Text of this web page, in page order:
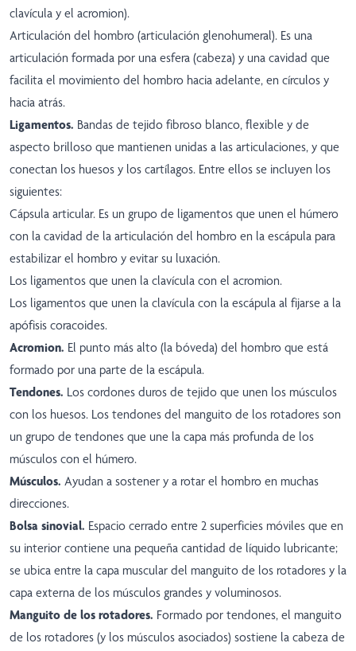
clavícula y el acromion).
Articulación del hombro (articulación glenohumeral). Es una
articulación formada por una esfera (cabeza) y una cavidad que
facilita el movimiento del hombro hacia adelante, en círculos y
hacia atrás.
Ligamentos. Bandas de tejido fibroso blanco, flexible y de
aspecto brilloso que mantienen unidas a las articulaciones, y que
conectan los huesos y los cartílagos. Entre ellos se incluyen los
siguientes:
Cápsula articular. Es un grupo de ligamentos que unen el húmero
con la cavidad de la articulación del hombro en la escápula para
estabilizar el hombro y evitar su luxación.
Los ligamentos que unen la clavícula con el acromion.
Los ligamentos que unen la clavícula con la escápula al fijarse a la
apófisis coracoides.
Acromion. El punto más alto (la bóveda) del hombro que está
formado por una parte de la escápula.
Tendones. Los cordones duros de tejido que unen los músculos
con los huesos. Los tendones del manguito de los rotadores son
un grupo de tendones que une la capa más profunda de los
músculos con el húmero.
Músculos. Ayudan a sostener y a rotar el hombro en muchas
direcciones.
Bolsa sinovial. Espacio cerrado entre 2 superficies móviles que en
su interior contiene una pequeña cantidad de líquido lubricante;
se ubica entre la capa muscular del manguito de los rotadores y la
capa externa de los músculos grandes y voluminosos.
Manguito de los rotadores. Formado por tendones, el manguito
de los rotadores (y los músculos asociados) sostiene la cabeza de